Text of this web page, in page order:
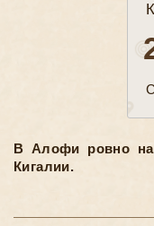
В Алофи ровно
Кигалии.